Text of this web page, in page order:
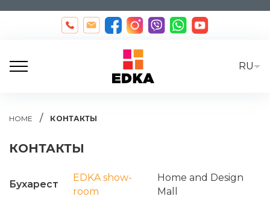
RU
HOME / КОНТАКТЫ
КОНТАКТЫ
Бухарест
EDKA show-
room
Home and Design
Mall